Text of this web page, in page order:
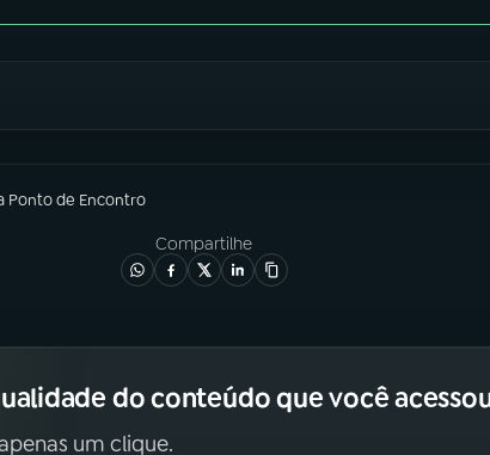
Ponto de Encontro
Compartilhe
do conteúdo que você
um clique.